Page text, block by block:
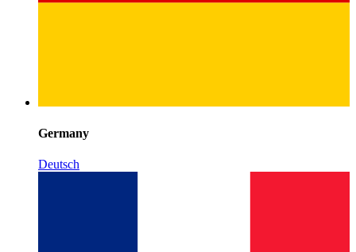
Germany
Deutsch